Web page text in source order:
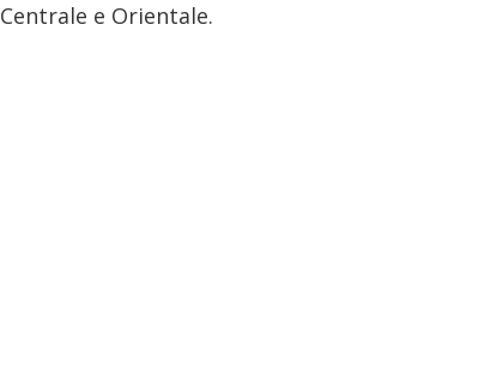
Centrale e Orientale.